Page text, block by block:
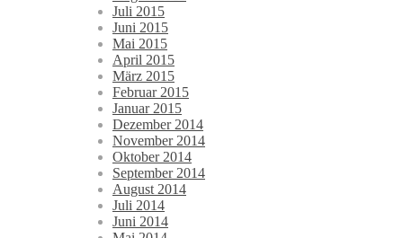
Juli 2015
Juni 2015
Mai 2015
April 2015
März 2015
Februar 2015
Januar 2015
Dezember 2014
November 2014
Oktober 2014
September 2014
August 2014
Juli 2014
Juni 2014